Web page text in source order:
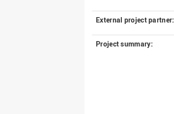
External project partner:
Project summary: